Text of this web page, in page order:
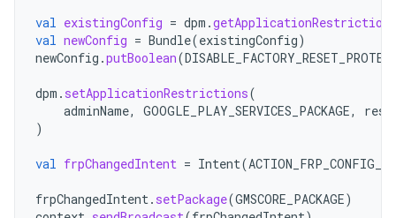
val existingConfig = dpm .getApplicationRestrictions
val newConfig = Bundle(existingConfig)
newConfig .putBoolean(
dpm . setApplicationRestrictions(
adminName, GOOGLE_PLAY_SERVICES_PACKAGE,
)
val frpChangedIntent = Intent(
frpChangedIntent. setPackage(GMSCORE_PACKAGE)